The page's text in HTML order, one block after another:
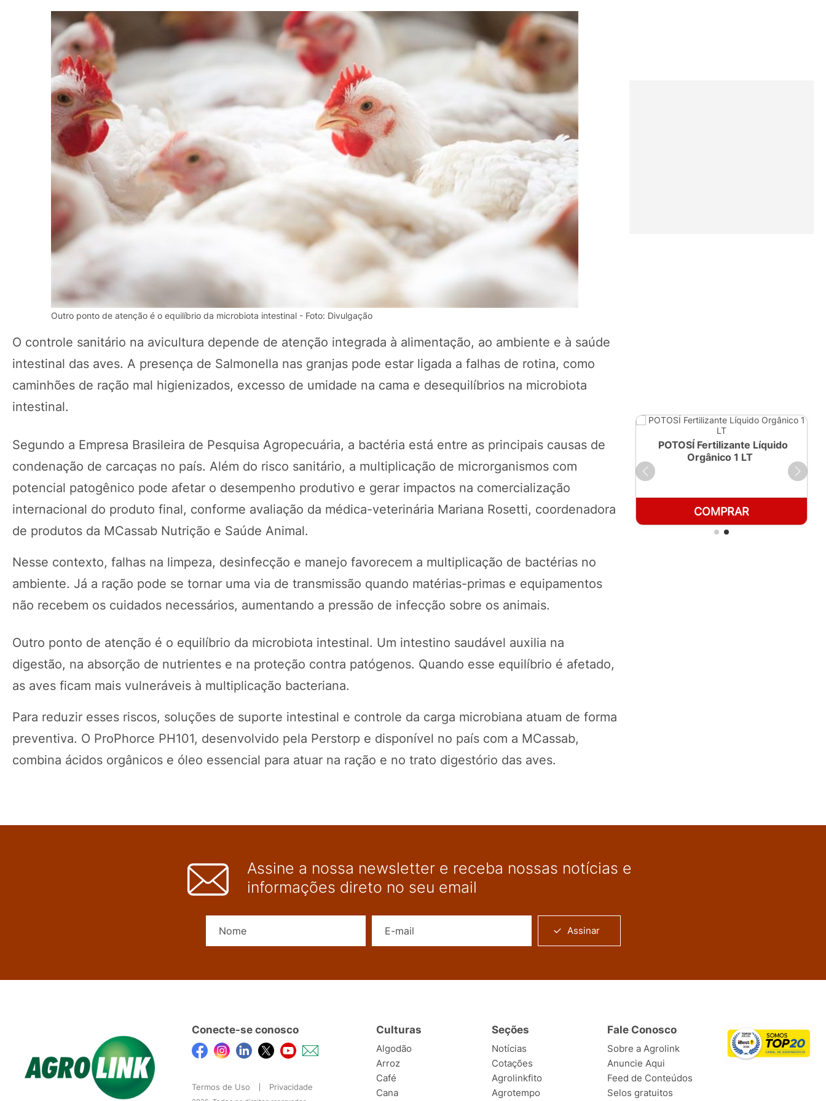
Outro ponto de atenção é o equilíbrio da microbiota intestinal - Foto: Divulgação
O controle sanitário na avicultura depende de atenção integrada à alimentação, ao ambiente e à saúde
intestinal das aves. A presença de Salmonella nas granjas pode estar ligada a falhas de rotina, como
caminhões de ração mal higienizados, excesso de umidade na cama e desequilíbrios na microbiota
intestinal.
Segundo a Empresa Brasileira de Pesquisa Agropecuária, a bactéria está entre as principais causas de
condenação de carcaças no país. Além do risco sanitário, a multiplicação de microrganismos com
potencial patogênico pode afetar o desempenho produtivo e gerar impactos na comercialização
internacional do produto final, conforme avaliação da médica-veterinária Mariana Rosetti, coordenadora
de produtos da MCassab Nutrição e Saúde Animal.
Nesse contexto, falhas na limpeza, desinfecção e manejo favorecem a multiplicação de bactérias no
ambiente. Já a ração pode se tornar uma via de transmissão quando matérias-primas e equipamentos
não recebem os cuidados necessários, aumentando a pressão de infecção sobre os animais.
Outro ponto de atenção é o equilíbrio da microbiota intestinal. Um intestino saudável auxilia na
digestão, na absorção de nutrientes e na proteção contra patógenos. Quando esse equilíbrio é afetado,
as aves ficam mais vulneráveis à multiplicação bacteriana.
Para reduzir esses riscos, soluções de suporte intestinal e controle da carga microbiana atuam de forma
preventiva. O ProPhorce PH101, desenvolvido pela Perstorp e disponível no país com a MCassab,
combina ácidos orgânicos e óleo essencial para atuar na ração e no trato digestório das aves.
POTOSÍ Fertilizante Líquido
COMPRAR
POTOSÍ Fertilizante Líquido
Orgânico 1 LT
COMPRAR
Assine a nossa newsletter e receba nossas notícias e
informações direto no seu email
Assinar
Conecte-se conosco
Termos de Uso Privacidade
Culturas
Algodão
Arroz
Café
Cana
Seções
Notícias
Cotações
Agrolinkfito
Agrotempo
Fale Conosco
Sobre a Agrolink
Anuncie Aqui
Feed de Conteúdos
Selos gratuitos